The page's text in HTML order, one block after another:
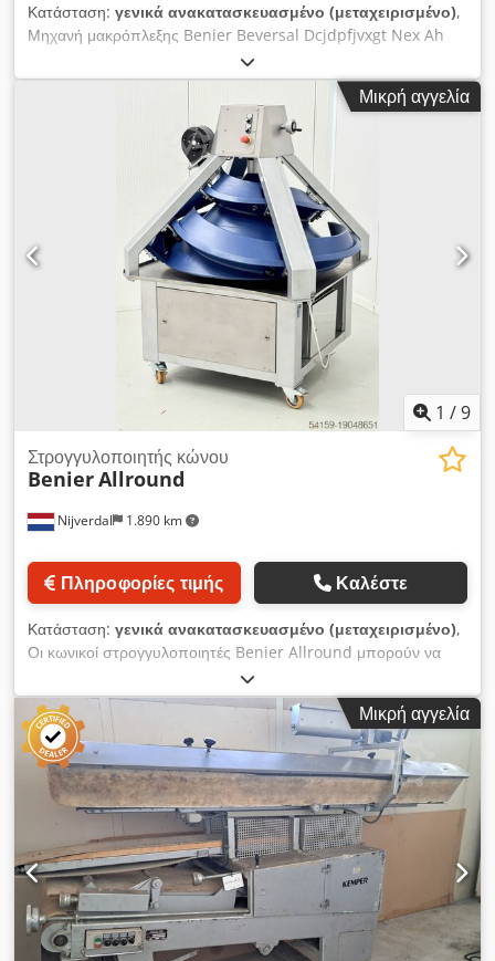
Κατάσταση: γενικά ανακατασκευασμένο (μεταχειρισμένο),
Μηχανή μακρόπλεξης Benier Beversal Dcjdpfjvxgt Nex Ah
Esk εύρος βάρους 50-1200 γραμμάρια μέγιστο 1600 St H
Μικρή αγγελία
1 /9
Nijverdal 1.890 km
Στρογγυλοποιητής κώνου
BenierAllround
Πληροφορίες τιμής Καλέστε
Κατάσταση: γενικά ανακατασκευασμένο (μεταχειρισμένο),
Οι κωνικοί στρογγυλοποιητές Benier Allround μπορούν να
χρησιμοποιηθούν για ένα ευρύ φάσμα βαρών και υφών ζύμης.
Ο σχεδιασμός εγγυάται ομαλή λειτουργία με αποτέλεσμα μια
στρογγυλή μπάλα ζύμης Εύρος βάρους 100-1200 g
ρυθμιζόμενα μπολ Χωρητικότητα 4500 τεμ./ώρα 2x φυσητήρες
αέρα Η ελαφριά κατασκευή εξασφαλίζει λιγότερη φθορά
Λωρίδες και κώνοι με βελτιωμένη πολλαπλή επίστρωση Teflon
Λόγω της στεγανοποιητικής ουσίας μεταξύ του κώνου και της
τροχιάς, οι ζημιές στη ζύμη και ο θρυμματισμός, καθώς και οι
ζημιές στον κώνο, είναι λιγότερο συχνές. Το σχήμα της
κυκλικής ράγας πλεξίματος επιτρέπει απαλό κυκλικό πλέξιμο με
απαλή αφή. Dcsdpjwgmhnjfx Ah Ejk
Μικρή αγγελία